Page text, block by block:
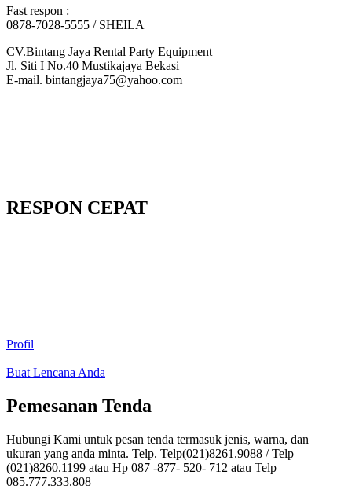
Fast respon :
0878-7028-5555 / SHEILA
CV.Bintang Jaya Rental Party Equipment
Jl. Siti I No.40 Mustikajaya Bekasi
E-mail. bintangjaya75@yahoo.com
RESPON CEPAT
Profil
Buat Lencana Anda
Pemesanan Tenda
Hubungi Kami untuk pesan tenda termasuk jenis, warna, dan
ukuran yang anda minta. Telp. Telp(021)8261.9088 / Telp
(021)8260.1199 atau Hp 087 -877- 520- 712 atau Telp
085.777.333.808